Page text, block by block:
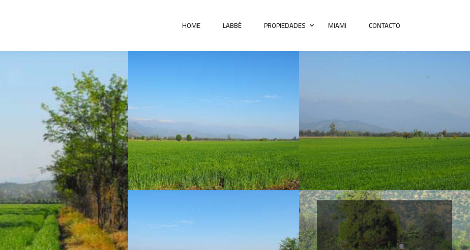
HOME LABBÉ PROPIEDADES MIAMI CONTACTO